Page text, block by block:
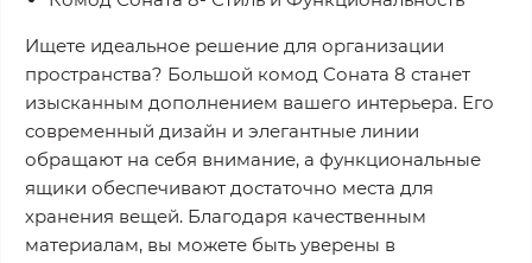
Ищете идеальное решение для организации
пространства? Большой комод Соната 8 станет
изысканным дополнением вашего интерьера. Его
современный дизайн и элегантные линии
обращают на себя внимание, а функциональные
ящики обеспечивают достаточно места для
хранения вещей. Благодаря качественным
материалам, вы можете быть уверены в